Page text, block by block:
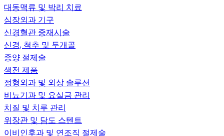
대동맥류 및 박리 치료
심장외과 기구
신경혈관 중재시술
신경, 척추 및 두개골
종양 절제술
색전 제품
정형외과 및 외상 솔루션
비뇨기과 및 요실금 관리
치질 및 치루 관리
위장관 및 담도 스텐트
이비인후과 및 연조직 절제술